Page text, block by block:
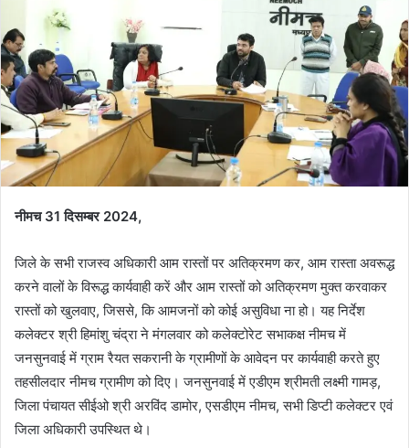
नीमच 31 दिसम्‍बर 2024,
जिले के सभी राजस्‍व अधिकारी आम रास्‍तों पर अतिक्रमण कर, आम रास्‍ता अवरूद्ध
करने वालों के विरूद्ध कार्यवाही करें और आम रास्‍तों को अतिक्रमण मुक्‍त करवाकर
रास्‍तों को खुलवाए, जिससे, कि आमजनों को कोई असुविधा ना हो। यह निर्देश
कलेक्‍टर श्री हिमांशु चंद्रा ने मंगलवार को कलेक्‍टोरेट सभाकक्ष नीमच में
जनसुनवाई में ग्राम रैयत सकरानी के ग्रामीणों के आवेदन पर कार्यवाही करते हुए
तहसीलदार नीमच ग्रामीण को दिए। जनसुनवाई में एडीएम श्रीमती लक्ष्‍मी गामड़,
जिला पंचायत सीईओ श्री अरविंद डामोर, एसडीएम नीमच, सभी डिप्‍टी कलेक्‍टर एवं
जिला अधिकारी उपस्थि‍त थे।